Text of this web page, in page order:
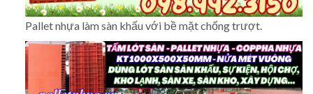
Pallet nhựa làm sàn khấu với bề mặt chống trượt.